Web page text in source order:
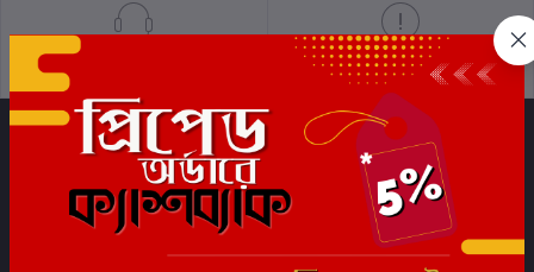
গোপনীয়তা নীতি
সাবস্ক্রাইব